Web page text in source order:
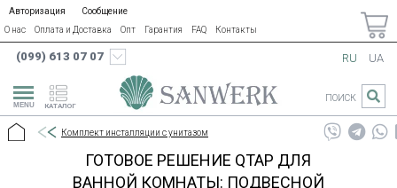
Авторизация
Сообщение
О нас
Оплата и Доставка Опт Гарантия FAQ Контакты
(099) 613 07 07
КАТАЛОГ
RU UA
ПОИСК
Комплект инсталляции с унитазом
ГОТОВОЕ РЕШЕНИЕ QTAP ДЛЯ
ВАННОЙ КОМНАТЫ: ПОДВЕСНОЙ